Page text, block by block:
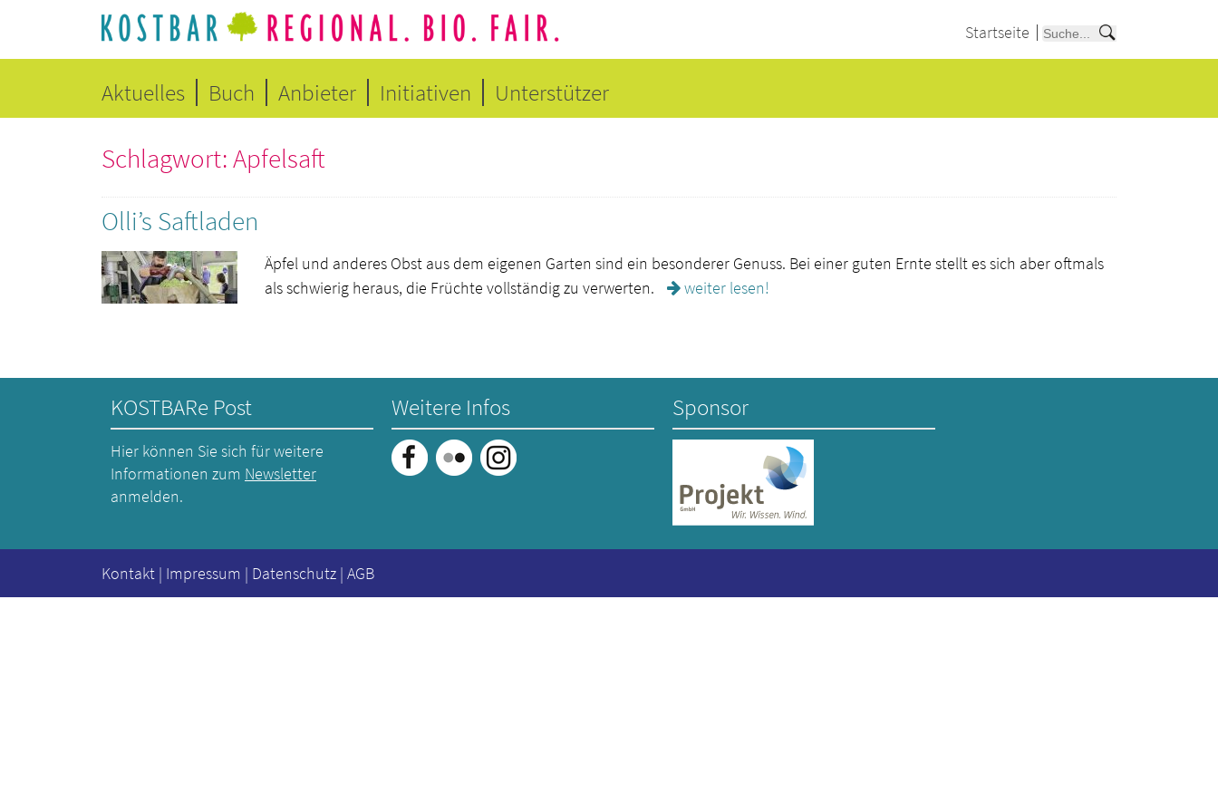
Startseite
Aktuelles Buch Anbieter Initiativen Unterstützer
Schlagwort: Apfelsaft
Olli’s Saftladen
Äpfel und anderes Obst aus dem eigenen Garten sind ein besonderer Genuss. Bei einer guten Ernte stellt es sich aber oftmals
als schwierig heraus, die Früchte vollständig zu verwerten.
weiter lesen!
KOSTBARe Post
Hier können Sie sich für weitere
Informationen zum Newsletter
anmelden.
Weitere Infos Sponsor
Kontakt | Impressum | Datenschutz | AGB